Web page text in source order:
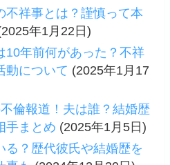
不祥事とは？謹慎って本
年1月22日)
10年前何があった？不祥
動について (2025年1月17
倫報道！夫は誰？結婚歴
手まとめ (2025年1月5日)
る？歴代彼氏や結婚歴を